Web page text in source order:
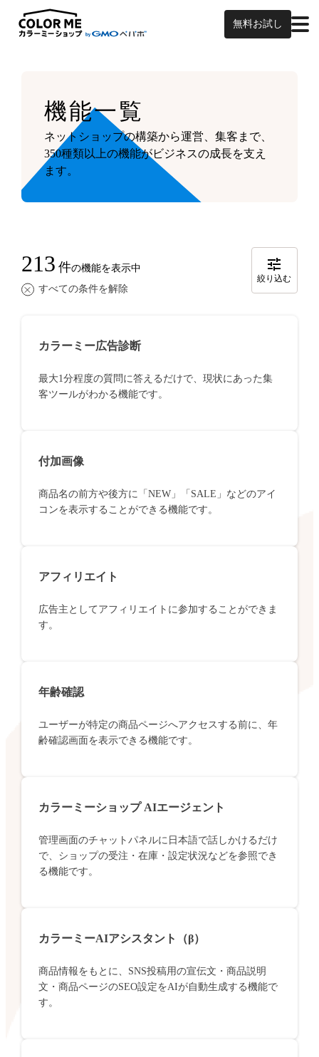
無料お試し
機能一覧
ネットショップの構築から運営、集客まで、
350種類以上の機能がビジネスの成長を支え
ます。
213 件の機能を表示中
すべての条件を解除
絞り込む
カラーミー広告診断
最大1分程度の質問に答えるだけで、現状にあった集
客ツールがわかる機能です。
付加画像
商品名の前方や後方に「NEW」「SALE」などのアイ
コンを表示することができる機能です。
アフィリエイト
広告主としてアフィリエイトに参加することができま
す。
年齢確認
ユーザーが特定の商品ページへアクセスする前に、年
齢確認画面を表示できる機能です。
カラーミーショップ AIエージェント
管理画面のチャットパネルに日本語で話しかけるだけ
で、ショップの受注・在庫・設定状況などを参照でき
る機能です。
カラーミーAIアシスタント（β）
商品情報をもとに、SNS投稿用の宣伝文・商品説明
文・商品ページのSEO設定をAIが自動生成する機能で
す。